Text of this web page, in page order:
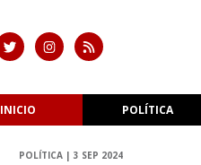
INICIO POLÍTICA
POLÍTICA | 3 SEP 2024